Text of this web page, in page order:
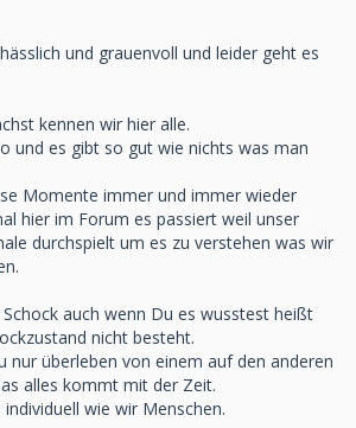
und grauenvoll und leider geht es
kennen wir hier alle.
und es gibt so gut wie nichts was man
Momente immer und immer wieder
hier im Forum es passiert weil unser
durchspielt um es zu verstehen was wir
auch wenn Du es wusstest heißt
nicht besteht.
nur überleben von einem auf den anderen
alles kommt mit der Zeit.
wie wir Menschen.